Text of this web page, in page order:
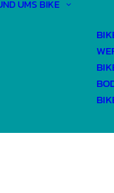
UMS BIKE